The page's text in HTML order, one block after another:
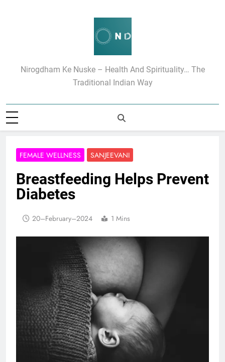
निरोगधाम के रामबाण उपचार
Nirogdham Ke Nuske – Health And Spirituality… The
Traditional Indian Way
FEMALE WELLNESS SANJEEVANI
Breastfeeding Helps Prevent
Diabetes
20–February–2024 1 Mins